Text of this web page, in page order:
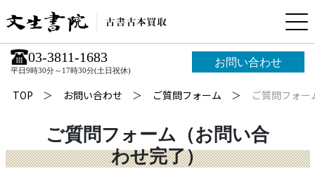
03-3811-1683
平日9時30分～17時30分(土日祝休)
お問い合わせ
TOP お問い合わせ ご質問フォーム ご質問フォ
ご質問フォーム（お問い合
わせ完了）